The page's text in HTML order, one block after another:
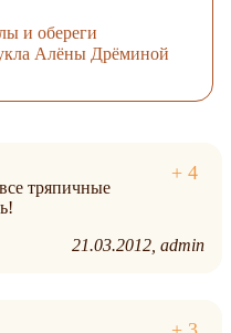
и обереги
Алёны Дрёминой
тряпичные
21.03.2012 admin